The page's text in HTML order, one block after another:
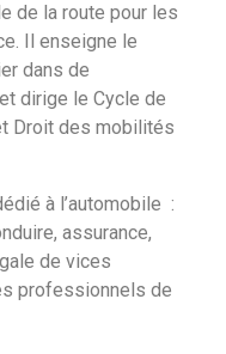
de la route pour les
Il enseigne le
dans de
dirige le Cycle de
Droit des mobilités
à l’automobile :
assurance,
de vices
professionnels de